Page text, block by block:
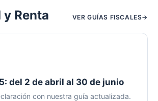
Renta VER GUÍAS FISCALES
del 2 de abril al 30 de junio
con nuestra guía actualizada.